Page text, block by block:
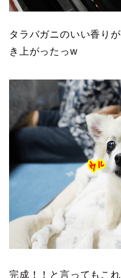
タラバガニのいい香り
き上がったっw
完成！！と言ってもこ